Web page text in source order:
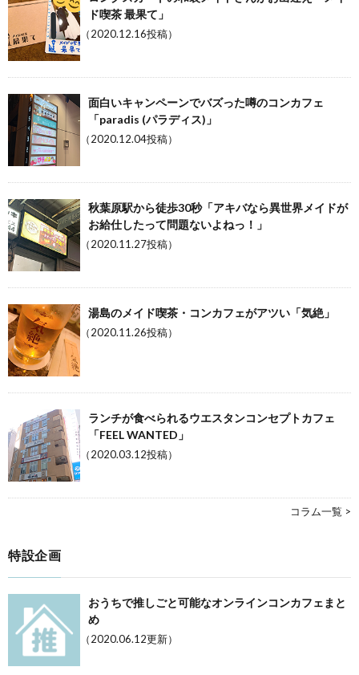
ド喫茶 最果て」
（2020.12.16投稿）
面白いキャンペーンでバズった噂のコンカフェ
「paradis (パラディス)」
（2020.12.04投稿）
秋葉原駅から徒歩30秒「アキバなら異世界メイドが
お給仕したって問題ないよねっ！」
（2020.11.27投稿）
湯島のメイド喫茶・コンカフェがアツい「気絶」
（2020.11.26投稿）
ランチが食べられるウエスタンコンセプトカフェ
「FEEL WANTED」
（2020.03.12投稿）
コラム一覧 >
特設企画
おうちで推しごと可能なオンラインコンカフェまと
め
（2020.06.12更新）